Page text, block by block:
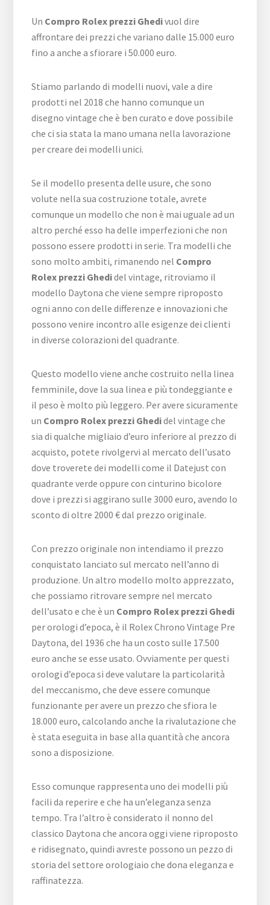
Un Compro Rolex prezzi Ghedivuol dire
affrontare dei prezzi che variano dalle 15.000 euro
fino a anche a sfiorare i 50.000 euro.
Stiamo parlando di modelli nuovi, vale a dire
prodotti nel 2018 che hanno comunque un
disegno vintage che è ben curato e dove possibile
che ci sia stata la mano umana nella lavorazione
per creare dei modelli unici.
Se il modello presenta delle usure, che sono
volute nella sua costruzione totale, avrete
comunque un modello che non è mai uguale ad un
altro perché esso ha delle imperfezioni che non
possono essere prodotti in serie. Tra modelli che
sono molto ambiti, rimanendo nel Compro
Rolex prezzi Ghedidel vintage, ritroviamo il
modello Daytona che viene sempre riproposto
ogni anno con delle differenze e innovazioni che
possono venire incontro alle esigenze dei clienti
in diverse colorazioni del quadrante.
Questo modello viene anche costruito nella linea
femminile, dove la sua linea e più tondeggiante e
il peso è molto più leggero. Per avere sicuramente
un Compro Rolex prezzi Ghedidel vintage che
sia di qualche migliaio d’euro inferiore al prezzo di
acquisto, potete rivolgervi al mercato dell’usato
dove troverete dei modelli come il Datejust con
quadrante verde oppure con cinturino bicolore
dove i prezzi si aggirano sulle 3000 euro, avendo lo
sconto di oltre 2000 € dal prezzo originale.
Con prezzo originale non intendiamo il prezzo
conquistato lanciato sul mercato nell’anno di
produzione. Un altro modello molto apprezzato,
che possiamo ritrovare sempre nel mercato
dell’usato e che è un Compro Rolex prezzi Ghedi
per orologi d’epoca, è il Rolex Chrono Vintage Pre
Daytona, del 1936 che ha un costo sulle 17.500
euro anche se esse usato. Ovviamente per questi
orologi d’epoca si deve valutare la particolarità
del meccanismo, che deve essere comunque
funzionante per avere un prezzo che sfiora le
18.000 euro, calcolando anche la rivalutazione che
è stata eseguita in base alla quantità che ancora
sono a disposizione.
Esso comunque rappresenta uno dei modelli più
facili da reperire e che ha un’eleganza senza
tempo. Tra l’altro è considerato il nonno del
classico Daytona che ancora oggi viene riproposto
e ridisegnato, quindi avreste possono un pezzo di
storia del settore orologiaio che dona eleganza e
raffinatezza.